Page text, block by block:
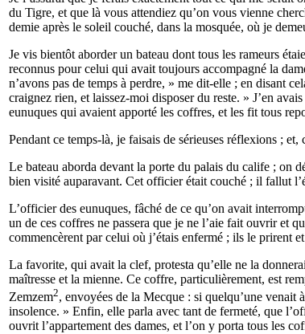
du Tigre, et que là vous attendiez qu’on vous vienne
demie après le soleil couché, dans la mosquée, où je
Je vis bientôt aborder un bateau dont tous les rameurs
reconnus pour celui qui avait toujours accompagné la
n’avons pas de temps à perdre, » me dit-elle ; en disant
craignez rien, et laissez-moi disposer du reste. » J’en
eunuques qui avaient apporté les coffres, et les fit tous
Pendant ce temps-là, je faisais de sérieuses réflexions ;
Le bateau aborda devant la porte du palais du calife ; on
bien visité auparavant. Cet officier était couché ; il fallut
L’officier des eunuques, fâché de ce qu’on avait
un de ces coffres ne passera que je ne l’aie fait ouvrir et
commencèrent par celui où j’étais enfermé ; ils le prirent
La favorite, qui avait la clef, protesta qu’elle ne la
maîtresse et la mienne. Ce coffre, particulièrement, est
Zemzem2, envoyées de la Mecque : si quelqu’une venait
insolence. » Enfin, elle parla avec tant de fermeté, que
ouvrit l’appartement des dames, et l’on y porta tous les